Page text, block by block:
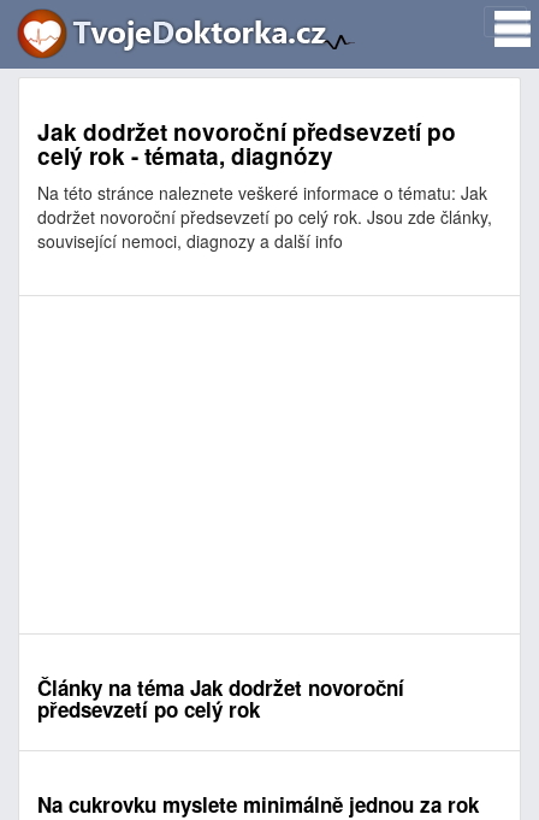
Jak dodržet novoroční předsevzetí po
celý rok - témata, diagnózy
Na této stránce naleznete veškeré informace o tématu: Jak
dodržet novoroční předsevzetí po celý rok. Jsou zde články,
související nemoci, diagnozy a další info
Články na téma Jak dodržet novoroční
předsevzetí po celý rok
Na cukrovku myslete minimálně jednou za rok